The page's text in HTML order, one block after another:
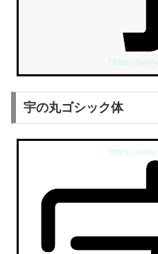
宇の丸ゴシック体